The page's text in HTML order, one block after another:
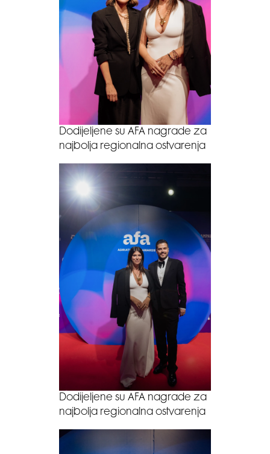
Dodijeljene su AFA nagrade za
najbolja regionalna ostvarenja
Dodijeljene su AFA nagrade za
najbolja regionalna ostvarenja